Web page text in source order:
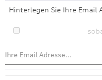
Hinterlegen Sie Ihre Email